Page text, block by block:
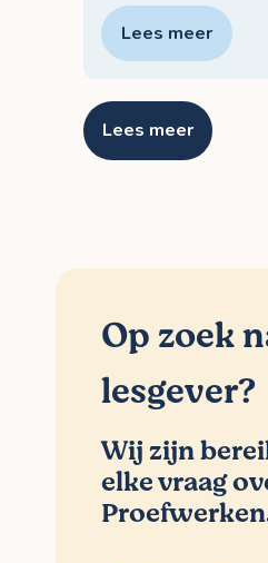
Lees meer
Lees meer
Op zoek
lesgever?
Wij zijn
elke vraag